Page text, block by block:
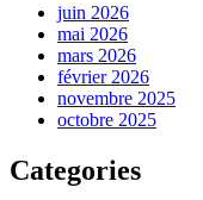
juin 2026
mai 2026
mars 2026
février 2026
novembre 2025
octobre 2025
Categories